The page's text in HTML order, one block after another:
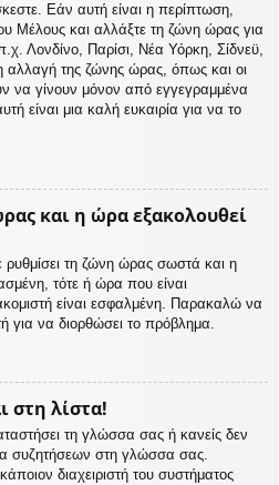
Εάν αυτή είναι η περίπτωση,
Μέλους και αλλάξτε τη ζώνη ώρας για
Λονδίνο, Παρίσι, Νέα Υόρκη, Σίδνεϋ,
της ζώνης ώρας, όπως και οι
να γίνουν μόνον από εγγεγραμμένα
είναι μια καλή ευκαιρία για να το
και η ώρα εξακολουθεί
ρυθμίσει τη ζώνη ώρας σωστά και η
τότε ή ώρα που είναι
είναι εσφαλμένη. Παρακαλώ να
για να διορθώσει το πρόβλημα.
στη λίστα!
τη γλώσσα σας ή κανείς δεν
συζητήσεων στη γλώσσα σας.
διαχειριστή του συστήματος